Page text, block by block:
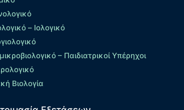
– Ιολογικό
– Παιδιατρικοί Υπέρηχοι
Βιολογία